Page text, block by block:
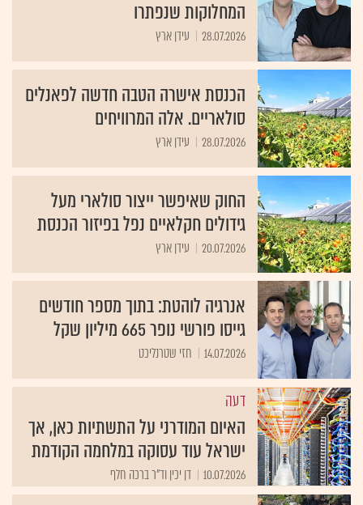
המחלוקות שנפתרו
28.07.2026 עידן ארץ
הכנסת אישרה הטבה חדשה לפאנלים
סולאריים. אלה המרוויחים
28.07.2026 עידן ארץ
החוק שאיפשר ייצור סולארי מעל
גידולים חקלאיים נפל בפיזור הכנסת
20.07.2026 עידן ארץ
אנרגיה לוהטת: בתוך מספר חודשים
גייסו פורשי נופר 665 מיליון שקל
14.07.2026 חזי שטרנליכט
דעה
האיום המודרני על התשתיות כאן, אך
ישראל עוד עסוקה במלחמה הקודמת
10.07.2026 דן יכין וד"ר ברכה חלף